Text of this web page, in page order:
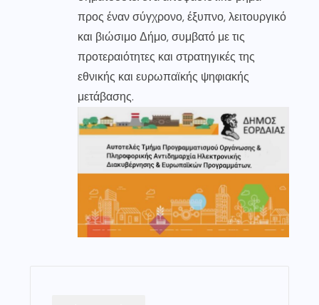
προς έναν σύγχρονο, έξυπνο, λειτουργικό
και βιώσιμο Δήμο, συμβατό με τις
προτεραιότητες και στρατηγικές της
εθνικής και ευρωπαϊκής ψηφιακής
μετάβασης.